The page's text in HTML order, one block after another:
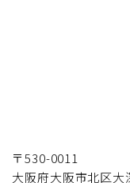
〒530-0011
大阪府大阪市北区大